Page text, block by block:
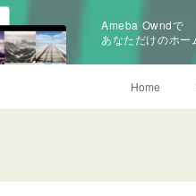
Ameba Owndで
あなただけのホー
Home